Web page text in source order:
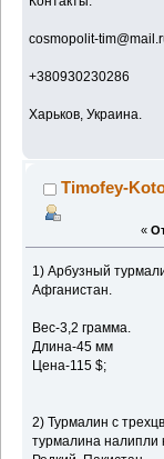
cosmopolit-
+380930230286
Харьков, Украина.
Timofey-
«
1) Арбузный
Афганистан.
Вес-3,2 грамма.
Длина-45 мм
Цена-115 $;
2) Турмалин с
турмалина налипли